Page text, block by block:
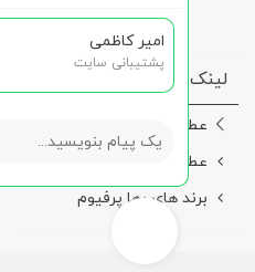
لینک ها مفید
عطر مردانه
عطر زنانه
برند های رها پرفیوم
امیر کاظمی
پشتیبانی سایت